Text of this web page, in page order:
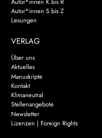
Autor*innen S bis Z
Lesungen
VERLAG
Über uns
Aktuelles
Manuskripte
Kontakt
Klimaneutral
Stellenangebote
Newsletter
Lizenzen | Foreign Rights